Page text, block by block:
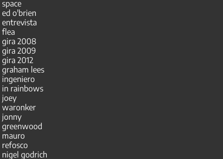
space
ed o'brien
entrevista
flea
gira 2008
gira 2009
gira 2012
graham lees
ingeniero
in rainbows
joey
waronker
jonny
greenwood
mauro
refosco
nigel godrich